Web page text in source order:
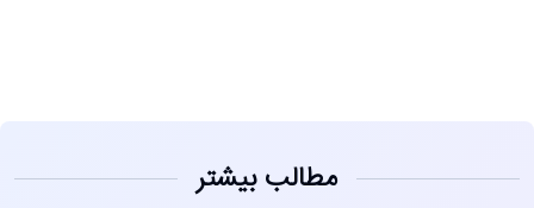
مطالب بیشتر